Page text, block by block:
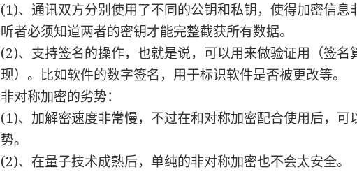
(1)、通讯双方分别使用了不同的公钥和私钥，使得加密信息
听者必须知道两者的密钥才能完整截获所有数据。
(2)、支持签名的操作，也就是说，可以用来做验证用（签名
现）。比如软件的数字签名，用于标识软件是否被更改等。
非对称加密的劣势：
(1)、加解密速度非常慢，不过在和对称加密配合使用后，可
势。
(2)、在量子技术成熟后，单纯的非对称加密也不会太安全。